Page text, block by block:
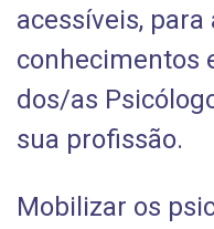
acessíveis,
conhecimentos
dos/as
sua profissão.
Mobilizar os